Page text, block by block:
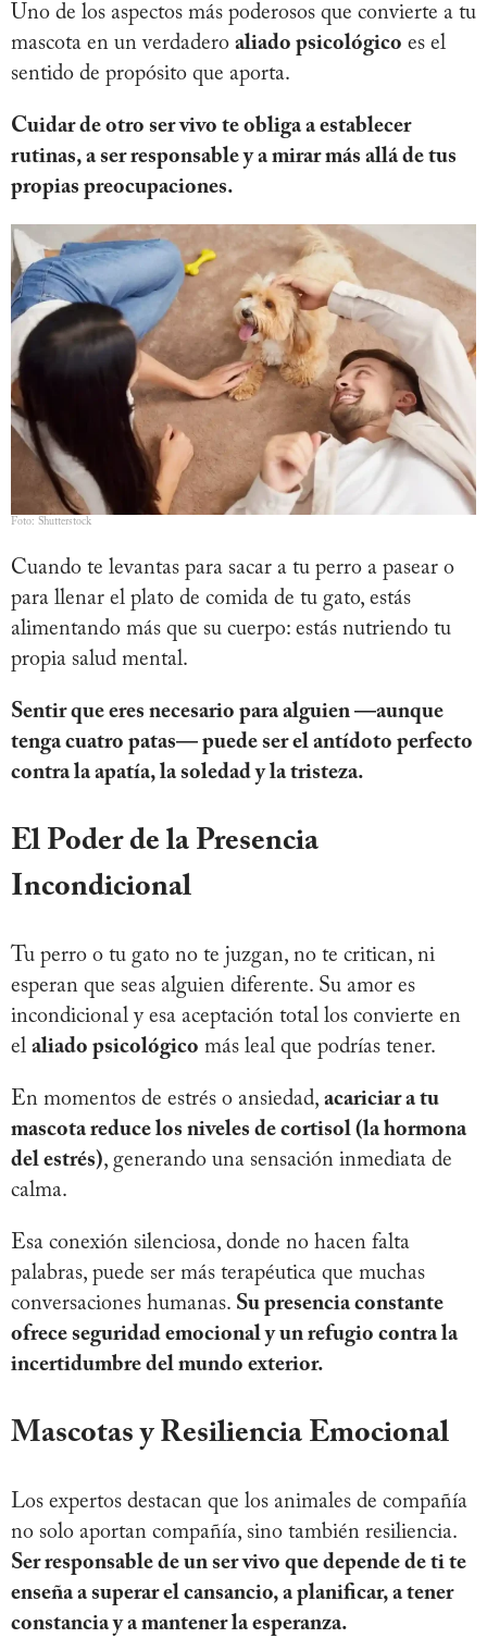
Uno de los aspectos más poderosos que convierte a tu
mascota en un verdadero aliado psicológico es el
sentido de propósito que aporta.
Cuidar de otro ser vivo te obliga a establecer
rutinas, a ser responsable y a mirar más allá de tus
propias preocupaciones.
Foto: Shutterstock
Cuando te levantas para sacar a tu perro a pasear o
para llenar el plato de comida de tu gato, estás
alimentando más que su cuerpo: estás nutriendo tu
propia salud mental.
Sentir que eres necesario para alguien —aunque
tenga cuatro patas— puede ser el antídoto perfecto
contra la apatía, la soledad y la tristeza.
El Poder de la Presencia
Incondicional
Tu perro o tu gato no te juzgan, no te critican, ni
esperan que seas alguien diferente. Su amor es
incondicional y esa aceptación total los convierte en
el aliado psicológico más leal que podrías tener.
En momentos de estrés o ansiedad, acariciar a tu
mascota reduce los niveles de cortisol (la hormona
del estrés), generando una sensación inmediata de
calma.
Esa conexión silenciosa, donde no hacen falta
palabras, puede ser más terapéutica que muchas
conversaciones humanas. Su presencia constante
ofrece seguridad emocional y un refugio contra la
incertidumbre del mundo exterior.
Mascotas y Resiliencia Emocional
Los expertos destacan que los animales de compañía
no solo aportan compañía, sino también resiliencia.
Ser responsable de un ser vivo que depende de ti te
enseña a superar el cansancio, a planificar, a tener
constancia y a mantener la esperanza.